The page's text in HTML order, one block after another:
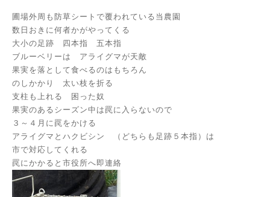
圃場外周も防草シートで覆われている当農園
数日おきに何者かがやってくる
大小の足跡 四本指 五本指
ブルーベリーは アライグマが天敵
果実を落として食べるのはもちろん
のしかかり 太い枝を折る
支柱も上れる 困った奴
果実のあるシーズン中は罠に入らないので
３～４月に罠をかける
アライグマとハクビシン （どちらも足跡５本指）は
市で対応してくれる
罠にかかると市役所へ即連絡